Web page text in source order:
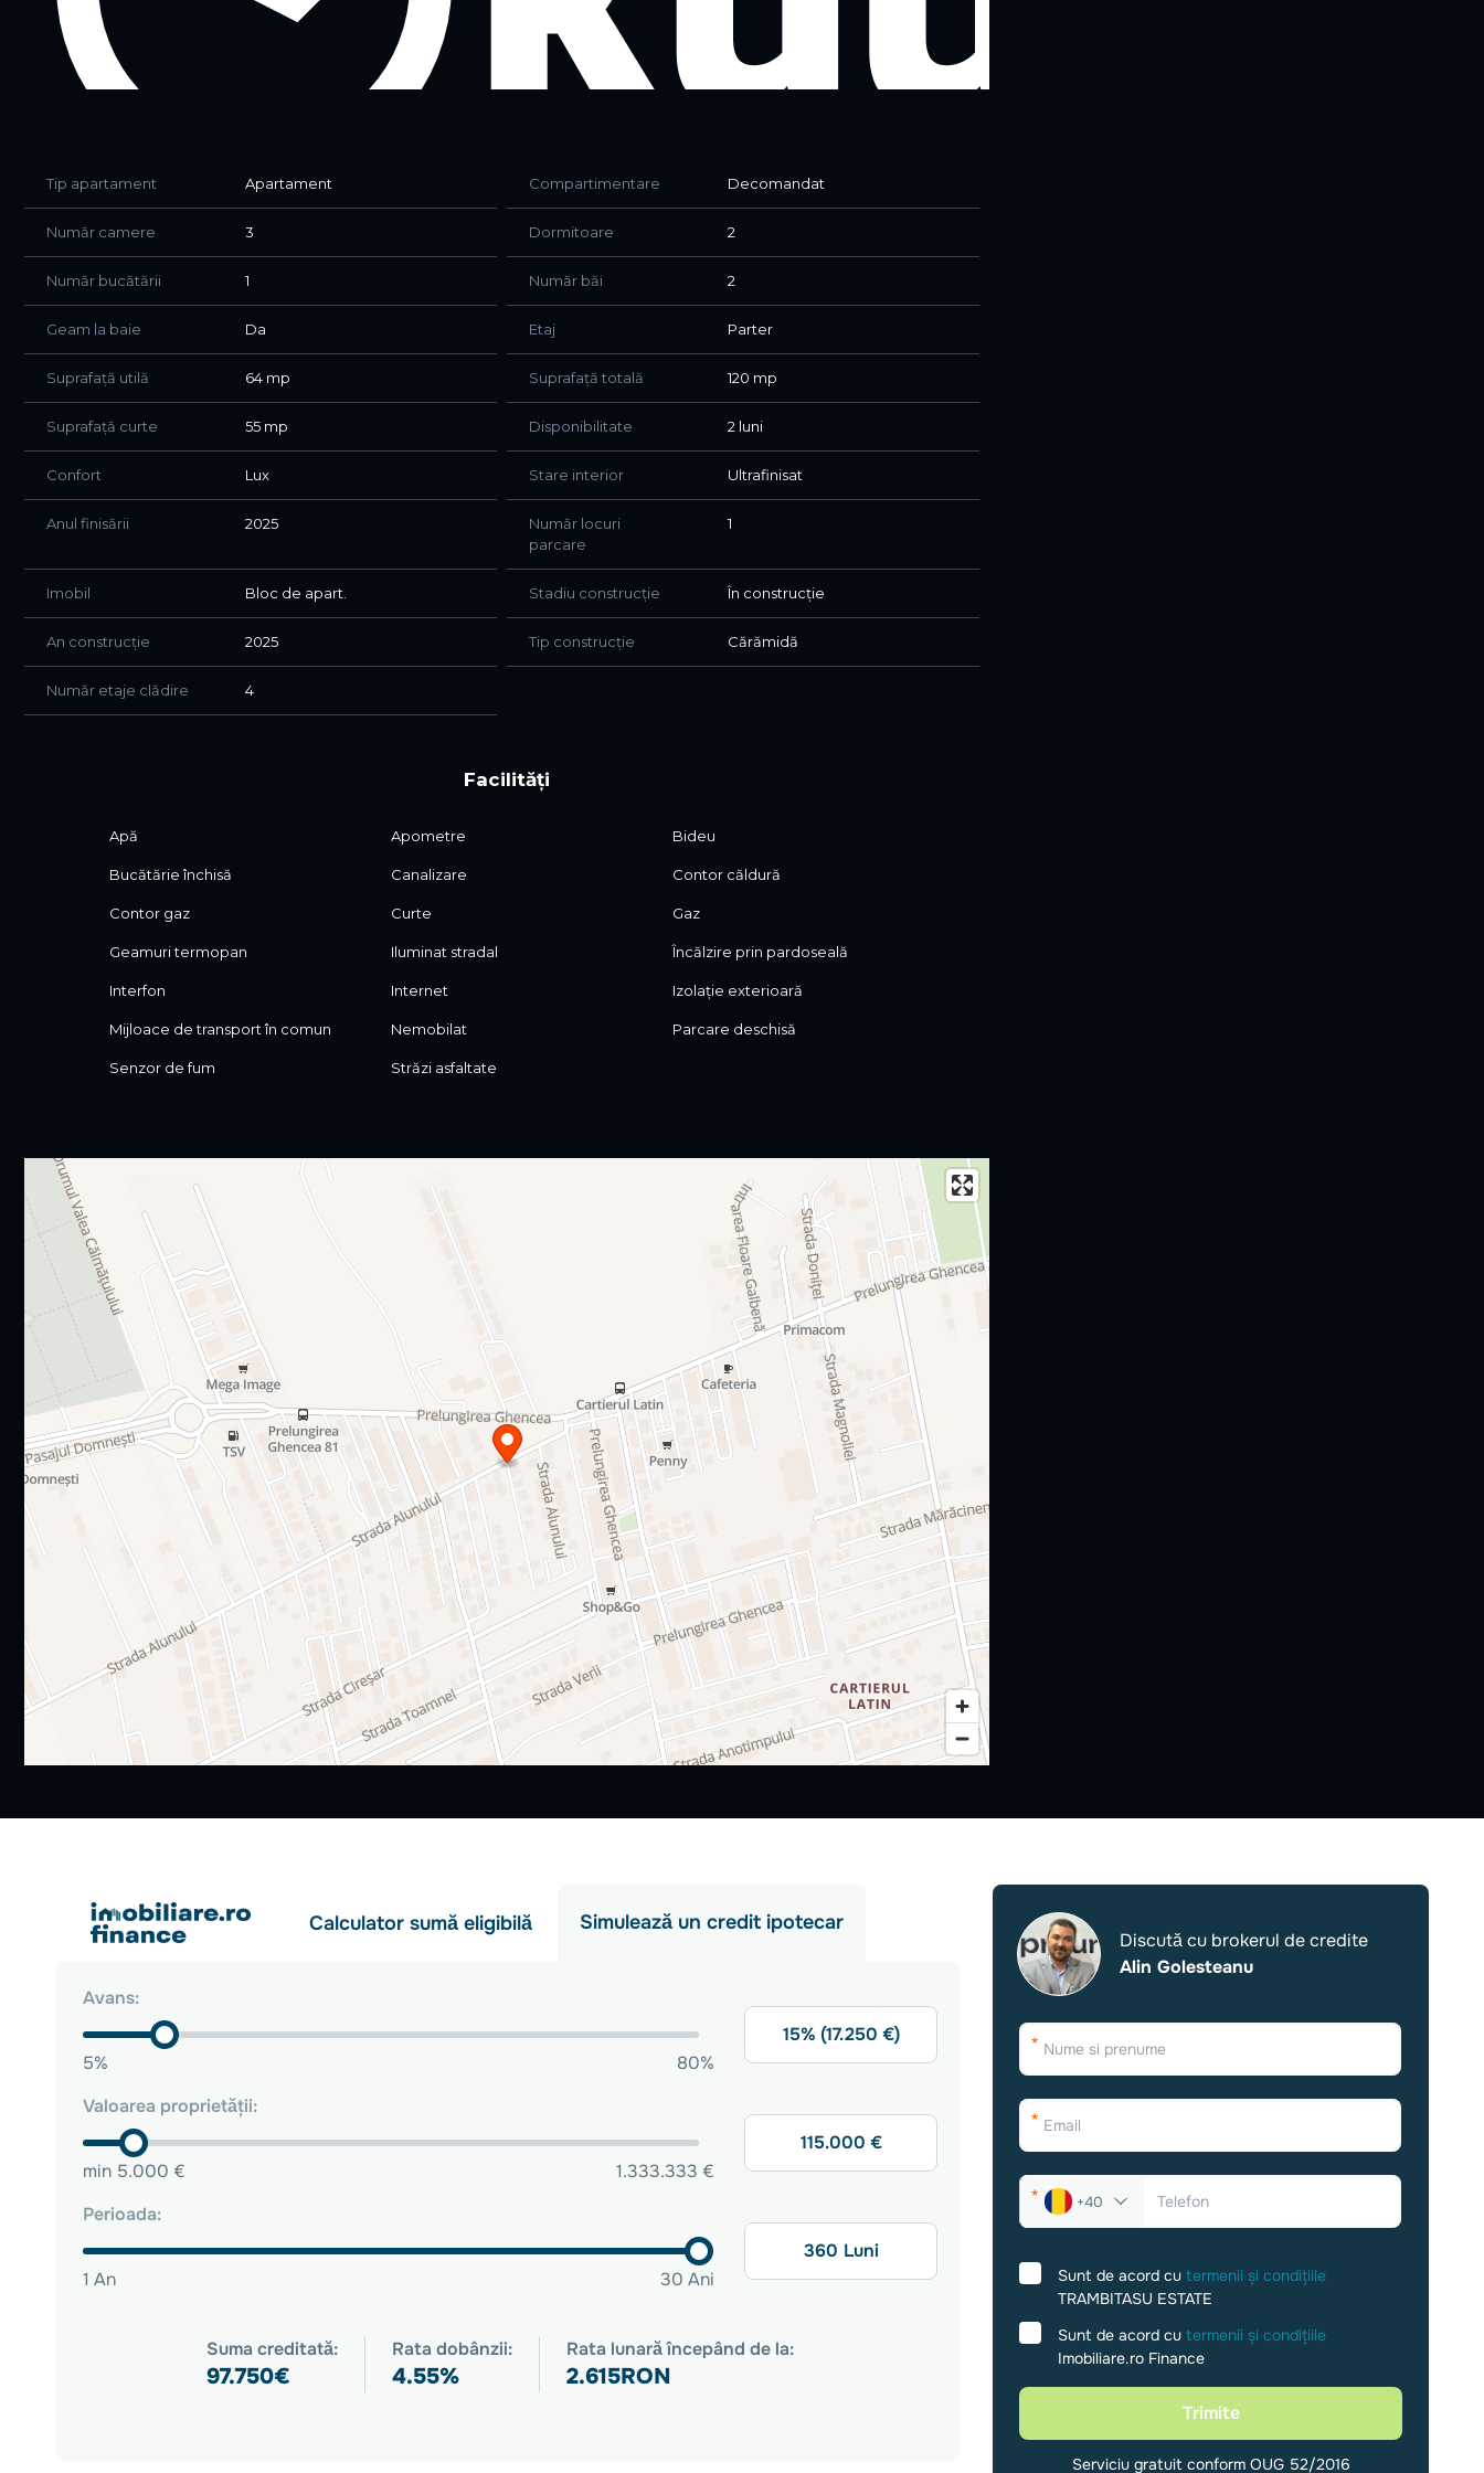
Dezvoltatorul dispune si de alte compartimentări:
Apart.3 cam. la Etajul 4 cu terasa Mare + Apart. 2 camere ( bucătărie închisă sau open space, la alegere ) !
Înainte de vizionare veți primi un video de prezentare + toate detaliile, toate anunțurile noastre sunt reale !
Tip apartament Apartament Compartimentare Decomandat
Număr camere 3 Dormitoare 2
Număr bucătării 1 Număr băi 2
Geam la baie Da Etaj Parter
Suprafață utilă 64 mp Suprafață totală 120 mp
Suprafață curte 55 mp Disponibilitate 2 luni
Confort Lux Stare interior Ultrafinisat
Anul finisării 2025
Număr locuri
parcare
1
Imobil Bloc de apart. Stadiu construcție În construcție
An construcție 2025 Tip construcție Cărămidă
Număr etaje clădire 4
Facilități
Apă Apometre Bideu
Bucătărie închisă Canalizare Contor căldură
Contor gaz Curte Gaz
Geamuri termopan Iluminat stradal Încălzire prin pardoseală
Interfon Internet Izolație exterioară
Mijloace de transport în comun Nemobilat Parcare deschisă
Senzor de fum Străzi asfaltate